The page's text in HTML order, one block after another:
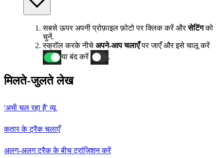
सबसे ऊपर अपनी प्रोफ़ाइल फ़ोटो पर क्लिक करें औरसेटिंगको
चुनें.
स्क्रॉल करके नीचे अपने-आप चलाएँपर जाएँ और इसे चालू करें
या बंद करें
.
मिलते-जुलते लेख
'अभी चल रहा है' व्यू
कतार के ट्रैक चलाएँ
अलग-अलग ट्रैक के बीच ट्रांज़िशन करें